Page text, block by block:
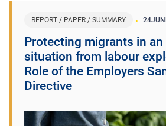
REPORT / PAPER / SUMMARY 24
Protecting migrants in an
situation from labour
Role of the Employers
Directive